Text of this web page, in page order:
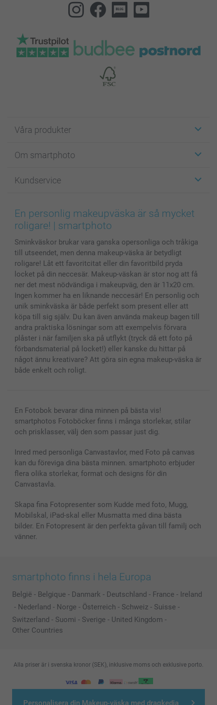
Personalisera din Makeup-väska med dragkedja
Våra produkter
Fotokort
Fotoböcker
Bilder, Fotoförstoring & Fotohäften
Skal till Mobil & Surfplatta
Fotoalmanackor & Fotoagenda
Fotoramar & Tillbehör
Presentkort
Alla fotoprodukter
Om smartphoto
För affiliates
Cookie Policy
Sitemap
Investor Relations
Kundservice
smartgaranti
smartbonus
Status på beställningar
En personlig makeupväska är så mycket
roligare! | smartphoto
Sminkväskor brukar vara ganska opersonliga och tråkiga
till utseendet, men denna makeup-väska är betydligt
roligare! Låt ett favoritcitat eller din favoritbild pryda
locket på din neccesär. Makeup-väskan är stor nog att få
ner det mest nödvändiga i makeupväg, den är 11x20 cm.
Ingen kommer ha en liknande neccesär! En personlig och
unik sminkväska är både perfekt som present eller att
köpa till sig själv. Du kan även använda makeup bagen till
andra praktiska lösningar som att exempelvis förvara
plåster i när familjen ska på utflykt (tryck då ett foto på
förbandsmaterial på locket!) eller kanske du hittar på
något ännu kreativare? Att göra sin egna makeup-väska är
både enkelt och roligt.
En Fotobok bevarar dina minnen på bästa vis!
smartphotos Fotoböcker finns i många storlekar, stilar
och prisklasser, välj den som passar just dig.
Inred med personliga Canvastavlor, med Foto på canvas
kan du föreviga dina bästa minnen. smartphoto erbjuder
flera olika storlekar, format och designs för din
Canvastavla.
Skapa fina Fotopresenter som Kudde med foto, Mugg,
Mobilskal, iPad-skal eller Musmatta med dina bästa
bilder. En Fotopresent är den perfekta gåvan till familj och
vänner.
smartphoto finns i hela Europa
België - Belgique - Danmark - Deutschland - France - Ireland
- Nederland - Norge - Österreich - Schweiz - Suisse -
Switzerland - Suomi - Sverige - United Kingdom -
Other Countries
© smartphoto group. All rights reserved
Alla priser är i svenska kronor (SEK), inklusive moms och exklusive porto.